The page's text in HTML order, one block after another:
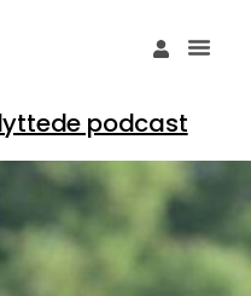
podcast